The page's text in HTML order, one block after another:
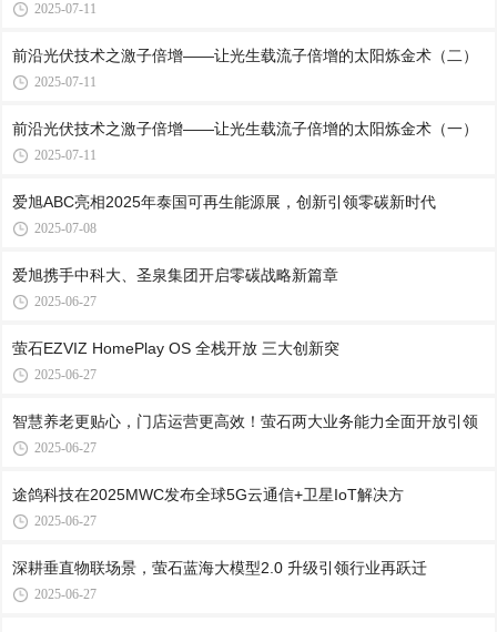
2025-07-11
前沿光伏技术之激子倍增——让光生载流子倍增的太阳炼金术（二）
2025-07-11
前沿光伏技术之激子倍增——让光生载流子倍增的太阳炼金术（一）
2025-07-11
爱旭ABC亮相2025年泰国可再生能源展，创新引领零碳新时代
2025-07-08
爱旭携手中科大、圣泉集团开启零碳战略新篇章
2025-06-27
萤石EZVIZ HomePlay OS 全栈开放 三大创新突
2025-06-27
智慧养老更贴心，门店运营更高效！萤石两大业务能力全面开放引领
2025-06-27
途鸽科技在2025MWC发布全球5G云通信+卫星IoT解决方
2025-06-27
深耕垂直物联场景，萤石蓝海大模型2.0 升级引领行业再跃迁
2025-06-27